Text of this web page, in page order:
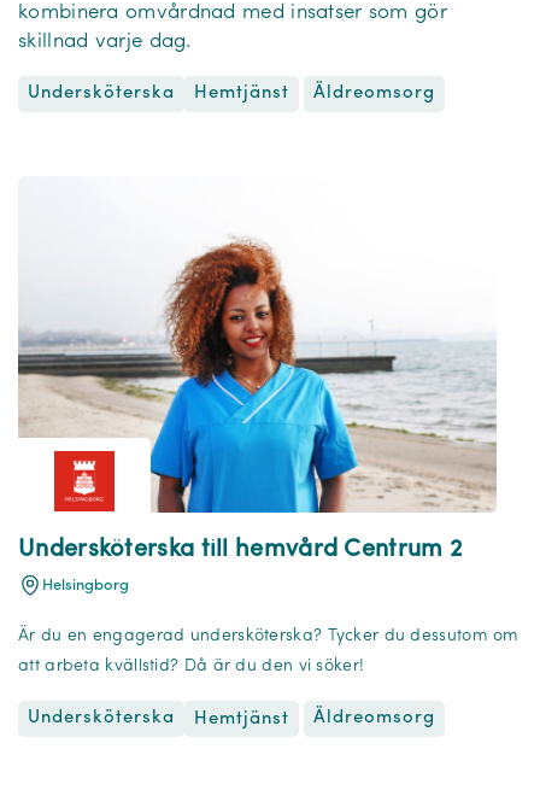
kombinera omvårdnad med insatser som gör
skillnad varje dag.
Undersköterska Hemtjänst Äldreomsorg
Undersköterska till hemvård Centrum 2
Helsingborg
Är du en engagerad undersköterska? Tycker du dessutom om
att arbeta kvällstid? Då är du den vi söker!
Undersköterska Hemtjänst Äldreomsorg